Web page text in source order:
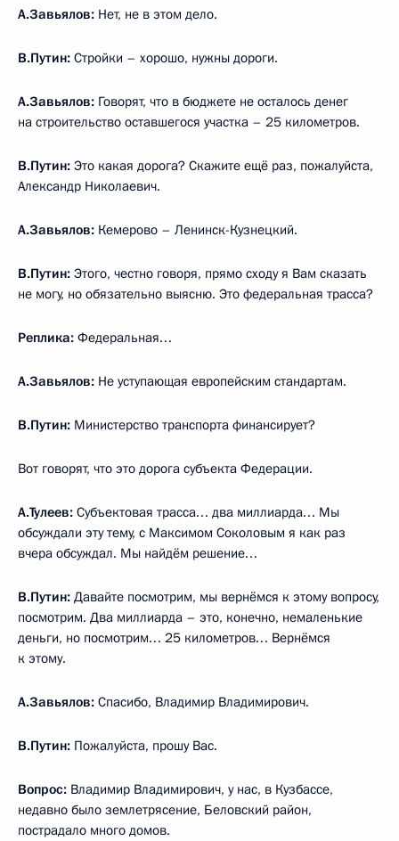
А.Завьялов: Нет, не в этом дело.
В.Путин: Стройки – хорошо, нужны дороги.
А.Завьялов: Говорят, что в бюджете не осталось денег
на строительство оставшегося участка – 25 километров.
В.Путин: Это какая дорога? Скажите ещё раз, пожалуйста,
Александр Николаевич.
А.Завьялов: Кемерово – Ленинск-Кузнецкий.
В.Путин: Этого, честно говоря, прямо сходу я Вам сказать
не могу, но обязательно выясню. Это федеральная трасса?
Реплика: Федеральная…
А.Завьялов: Не уступающая европейским стандартам.
В.Путин: Министерство транспорта финансирует?
Вот говорят, что это дорога субъекта Федерации.
А.Тулеев: Субъектовая трасса… два миллиарда… Мы
обсуждали эту тему, с Максимом Соколовым я как раз
вчера обсуждал. Мы найдём решение…
В.Путин: Давайте посмотрим, мы вернёмся к этому вопросу,
посмотрим. Два миллиарда – это, конечно, немаленькие
деньги, но посмотрим… 25 километров… Вернёмся
к этому.
А.Завьялов: Спасибо, Владимир Владимирович.
В.Путин: Пожалуйста, прошу Вас.
Вопрос: Владимир Владимирович, у нас, в Кузбассе,
недавно было землетрясение, Беловский район,
пострадало много домов.